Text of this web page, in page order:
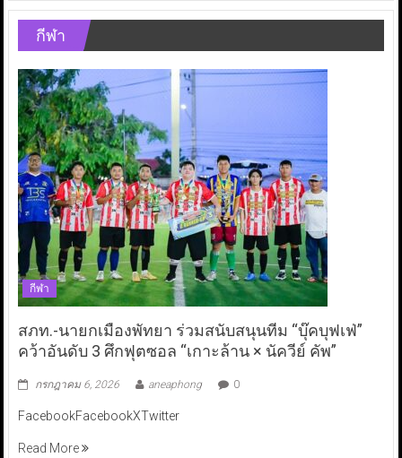
กีฬา
กีฬา
สภท.-นายกเมืองพัทยา ร่วมสนับสนุนทีม “บุ๊คบุฟเฟ่”
คว้าอันดับ 3 ศึกฟุตซอล “เกาะล้าน × นัควีย์ คัพ”
กรกฎาคม 6, 2026 aneaphong 0
FacebookFacebookXTwitter
Read More